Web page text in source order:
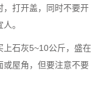
，打开盖，同时不要开
。
石灰5~10公斤，盛在
或屋角，但要注意不要